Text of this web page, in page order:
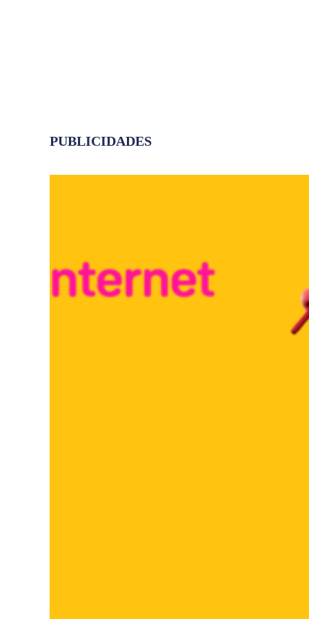
PUBLICIDADES